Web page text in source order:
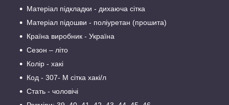
Матеріал підкладки - дихаюча сітка
Матеріал підошви - поліуретан (прошита)
Країна виробник - Україна
Сезон – літо
Колір - хакі
Код - 307- М сітка хакі/л
Стать - чоловічі